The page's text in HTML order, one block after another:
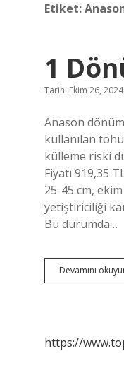
Etiket:
1
Tarih: Ekim 26, 2024
Anason
kullanılan
külleme riski
Fiyatı 919,35
25-45 cm,
yetiştiriciliği
Bu durumda…
Devamını
https://